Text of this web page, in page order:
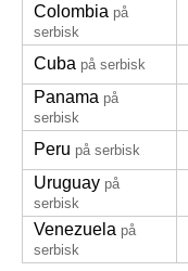
Colombia på
serbisk
Cuba på serbisk
Panama på
serbisk
Peru på serbisk
Uruguay på
serbisk
Venezuela på
serbisk